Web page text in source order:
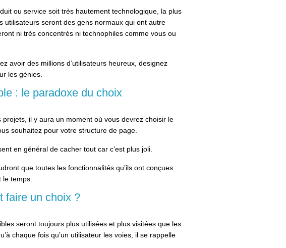
ou service soit très hautement technologique, la plus
utilisateurs seront des gens normaux qui ont autre
ni très concentrés ni technophiles comme vous ou
avoir des millions d’utilisateurs heureux, designez
les génies.
: le paradoxe du choix
projets, il y aura un moment où vous devrez choisir le
souhaitez pour votre structure de page.
en général de cacher tout car c’est plus joli.
que toutes les fonctionnalités qu’ils ont conçues
temps.
faire un choix ?
seront toujours plus utilisées et plus visitées que les
chaque fois qu’un utilisateur les voies, il se rappelle